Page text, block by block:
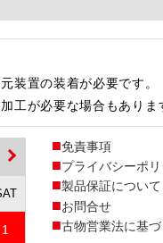
装置の装着が必要です。
工が必要な場合もあり
1
免責事項
プライバシーポ
製品保証について
お問合せ
古物営業法に基